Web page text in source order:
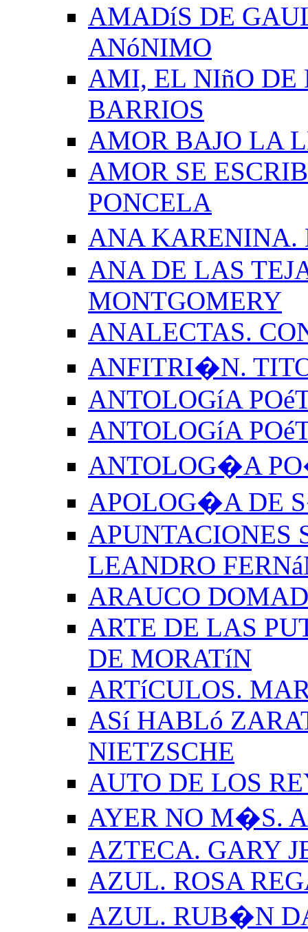
AMADíS DE
ANóNIMO
AMI, EL NIñO DE
BARRIOS
AMOR BAJO LA
AMOR SE
PONCELA
ANA
ANA DE LAS
MONTGOMERY
ANALECTAS.
ANFITRI�N.
ANTOLOGíA
ANTOLOGíA
ANTOLOG�A
APOLOG�A DE
APUNTACIONES
LEANDRO
ARAUCO
ARTE DE LAS
DE MORATíN
ARTíCULOS.
ASí HABLó
NIETZSCHE
AUTO DE LOS
AYER NO M�S.
AZTECA. GARY
AZUL. ROSA
AZUL. RUB�N